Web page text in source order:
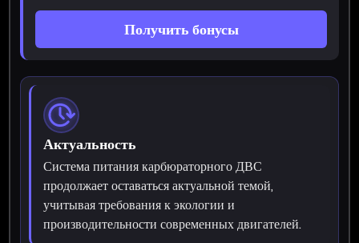
Получить бонусы
Актуальность
Система питания карбюраторного ДВС
продолжает оставаться актуальной темой,
учитывая требования к экологии и
производительности современных двигателей.